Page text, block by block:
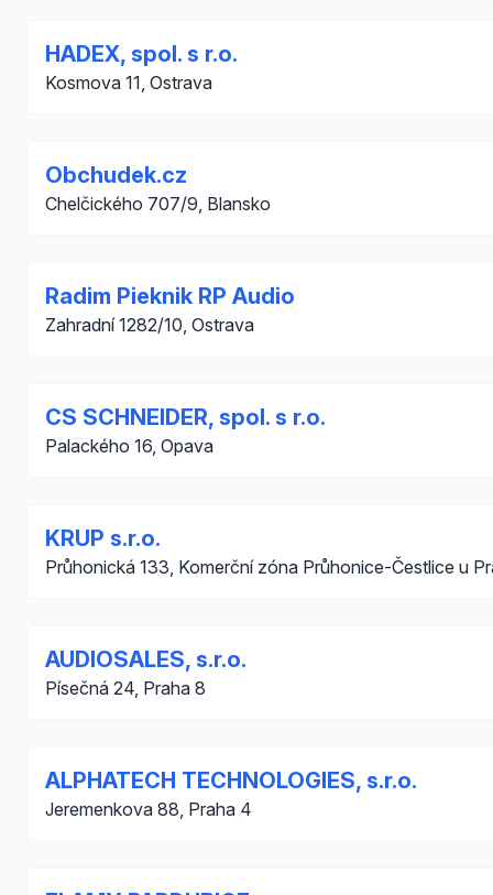
HADEX, spol. s r.o.
Kosmova 11, Ostrava
Obchudek.cz
Chelčického 707/9, Blansko
Radim Pieknik RP Audio
Zahradní 1282/10, Ostrava
CS SCHNEIDER, spol. s r.o.
Palackého 16, Opava
KRUP s.r.o.
Průhonická 133, Komerční zóna Průhonice-Čestlice u
AUDIOSALES, s.r.o.
Písečná 24, Praha 8
ALPHATECH TECHNOLOGIES, s.r.o.
Jeremenkova 88, Praha 4